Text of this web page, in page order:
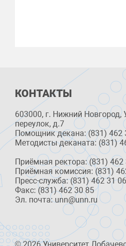
КОНТАКТЫ
603000, г. Нижний Новгород,
переулок, д.7
Помощник декана: (831) 462
Методисты деканата: (831)
Приёмная ректора: (831) 462
Приёмная комиссия: (831)
Пресс-служба: (831) 462 31 06
Факс: (831) 462 30 85
Эл. почта: unn@unn.ru